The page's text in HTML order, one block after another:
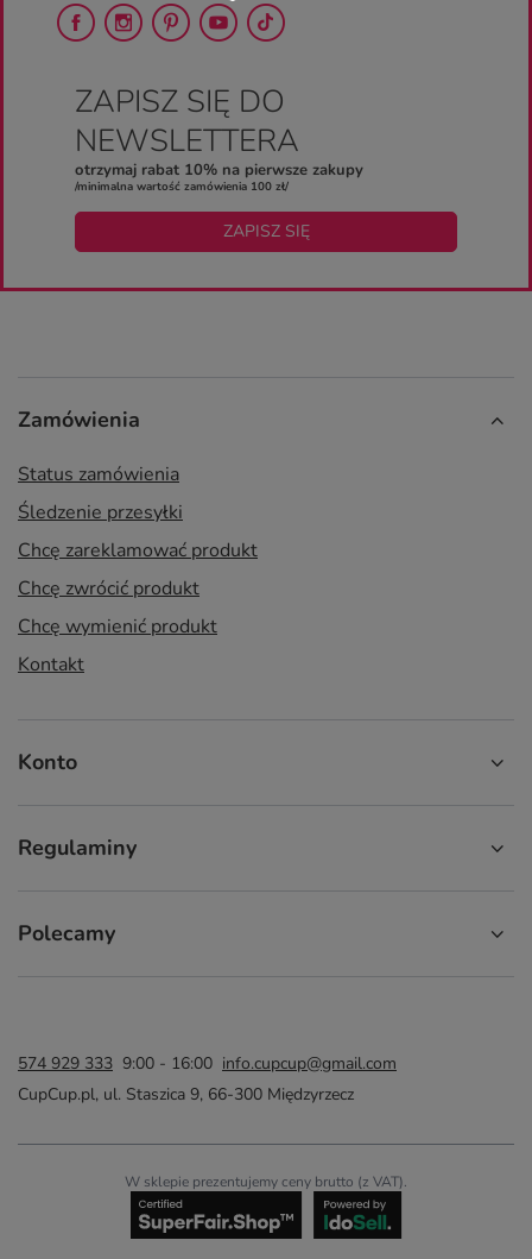
ZAPISZ SIĘ DO
NEWSLETTERA
otrzymaj rabat 10% na pierwsze zakupy
/minimalna wartość zamówienia 100 zł/
ZAPISZ SIĘ
Zamówienia
Status zamówienia
Śledzenie przesyłki
Chcę zareklamować produkt
Chcę zwrócić produkt
Chcę wymienić produkt
Kontakt
Konto
Regulaminy
Polecamy
574 929 333 9:00 - 16:00 info.cupcup@gmail.com
CupCup.pl, ul. Staszica 9, 66-300 Międzyrzecz
W sklepie prezentujemy ceny brutto (z VAT).